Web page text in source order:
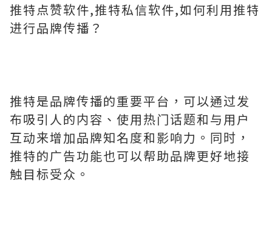
推特点赞软件,推特私信软件,如何利用推特
进行品牌传播？
推特是品牌传播的重要平台，可以通过发
布吸引人的内容、使用热门话题和与用户
互动来增加品牌知名度和影响力。同时，
推特的广告功能也可以帮助品牌更好地接
触目标受众。